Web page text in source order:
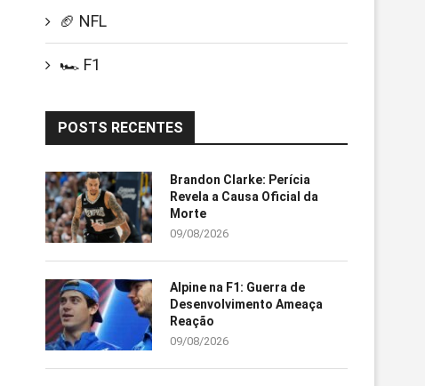
🏈 NFL
🏎️ F1
POSTS RECENTES
Brandon Clarke: Perícia
Revela a Causa Oficial da
Morte
09/08/2026
Alpine na F1: Guerra de
Desenvolvimento Ameaça
Reação
09/08/2026